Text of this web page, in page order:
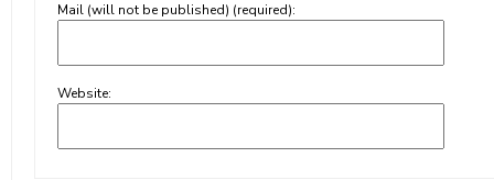
Mail (will not be published) (required):
Website: